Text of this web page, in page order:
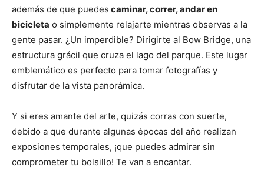
además de que puedes caminar, correr, andar en
bicicleta o simplemente relajarte mientras observas a la
gente pasar. ¿Un imperdible? Dirigirte al Bow Bridge, una
estructura grácil que cruza el lago del parque. Este lugar
emblemático es perfecto para tomar fotografías y
disfrutar de la vista panorámica.
Y si eres amante del arte, quizás corras con suerte,
debido a que durante algunas épocas del año realizan
exposiones temporales, ¡que puedes admirar sin
comprometer tu bolsillo! Te van a encantar.